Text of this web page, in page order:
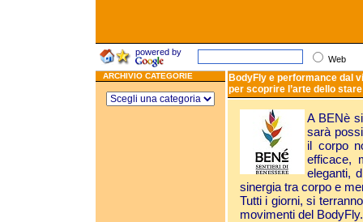
powered by
Web
ARCHIVIO CATEGORIE
BodyFly e performance dal
per scoprire l’arte dello
A BENè
sarà
il corpo
efficace,
eleganti,
sinergia tra corpo e
Tutti i giorni, si
movimenti del BodyFly.